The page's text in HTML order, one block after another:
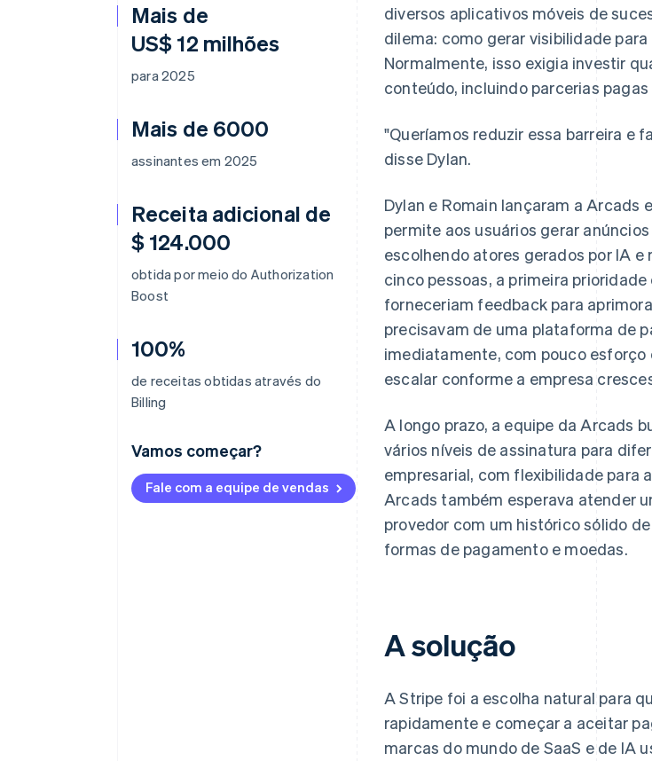
Mais de
US$ 12 milhões
para 2025
Mais de 6000
assinantes em 2025
Receita adicional de
$ 124.000
obtida por meio do Authorization
Boost
100%
de receitas obtidas através do
Billing
Vamos começar?
Fale com a equipe de vendas
diversos aplicativos móveis de
dilema: como gerar visibilidade
Normalmente, isso exigia investir
conteúdo, incluindo parcerias
"Queríamos reduzir essa barreira e
disse Dylan.
Dylan e Romain lançaram a
permite aos usuários gerar
escolhendo atores gerados por IA
cinco pessoas, a primeira
forneceriam feedback para
precisavam de uma plataforma de
imediatamente, com pouco
escalar conforme a empresa
A longo prazo, a equipe da Arcads
vários níveis de assinatura para
empresarial, com flexibilidade para
Arcads também esperava atender
provedor com um histórico sólido
formas de pagamento e moedas.
A solução
A Stripe foi a escolha natural para
rapidamente e começar a aceitar
marcas do mundo de SaaS e de IA